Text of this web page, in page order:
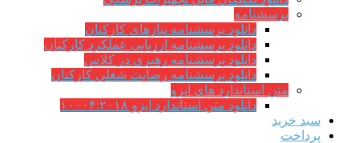
پرسشنامه
دانلود پرسشنامه نیازهای کارکنان
دانلود پرسشنامه ارزیابی عملکرد کارکنان
دانلود پرسشنامه رهبری در کلاس
دانلود پرسشنامه رضایت شغلی کارکنان
متن استاندارد های ایزو
دانلود متن استاندارد ایزو ۱۰۰۰۴:۲۰۱۸
سبد خرید
پرداخت